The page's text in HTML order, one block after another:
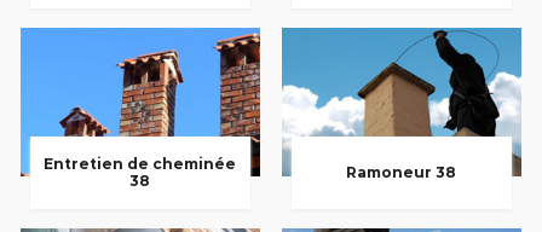
Entretien de cheminée
38
Ramoneur 38